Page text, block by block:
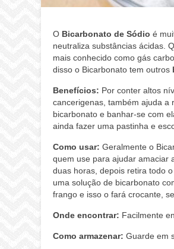
O Bicarbonato de Sódio é
neutraliza substâncias ácidas.
mais conhecido como gás
disso o Bicarbonato tem outros
Benefícios: Por conter altos
cancerigenas, também ajuda a
bicarbonato e banhar-se com
ainda fazer uma pastinha e
Como usar: Geralmente o
quem use para ajudar amaciar
duas horas, depois retira todo
uma solução de bicarbonato
frango e isso o fará crocante,
Onde encontrar: Facilmente
Como armazenar: Guarde em